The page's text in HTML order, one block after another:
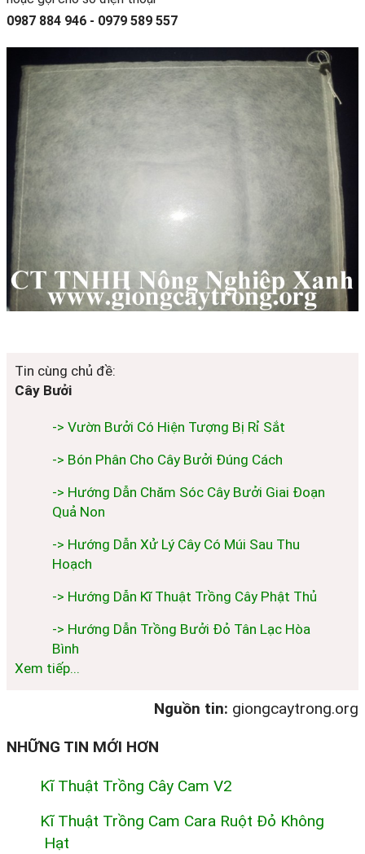
0987 884 946 - 0979 589 557
Tin cùng chủ đề:
Cây Bưởi
-> Vườn Bưởi Có Hiện Tượng Bị Rỉ Sắt
-> Bón Phân Cho Cây Bưởi Đúng Cách
-> Hướng Dẫn Chăm Sóc Cây Bưởi Giai Đoạn
Quả Non
-> Hướng Dẫn Xử Lý Cây Có Múi Sau Thu
Hoạch
-> Hướng Dẫn Kĩ Thuật Trồng Cây Phật Thủ
-> Hướng Dẫn Trồng Bưởi Đỏ Tân Lạc Hòa
Bình
Xem tiếp...
Nguồn tin: giongcaytrong.org
NHỮNG TIN MỚI HƠN
Kĩ Thuật Trồng Cây Cam V2
Kĩ Thuật Trồng Cam Cara Ruột Đỏ Không
Hạt